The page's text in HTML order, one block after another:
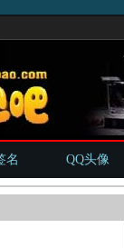
名 QQ头像